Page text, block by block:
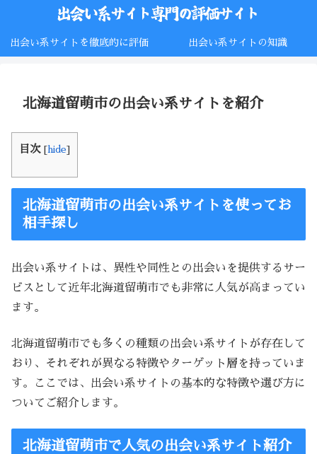
出会い系サイトを徹底的に評価 出会い系サイトの知識
北海道留萌市の出会い系サイトを紹介
目次 [ hide]
北海道留萌市の出会い系サイトを使ってお
相手探し
出会い系サイトは、異性や同性との出会いを提供するサー
ビスとして近年北海道留萌市でも非常に人気が高まってい
ます。
北海道留萌市でも多くの種類の出会い系サイトが存在して
おり、それぞれが異なる特徴やターゲット層を持っていま
す。ここでは、出会い系サイトの基本的な特徴や選び方に
ついてご紹介します。
北海道留萌市で人気の出会い系サイト紹介